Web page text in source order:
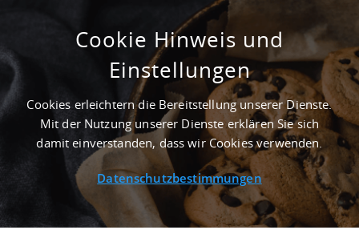
SUCHE ANPASSEN
2 Treffer anzeigen
Cookie Hinweis und
Einstellungen
Cookies erleichtern die Bereitstellung unserer Dienste.
Mit der Nutzung unserer Dienste erklären Sie sich
damit einverstanden, dass wir Cookies verwenden.
Datenschutzbestimmungen